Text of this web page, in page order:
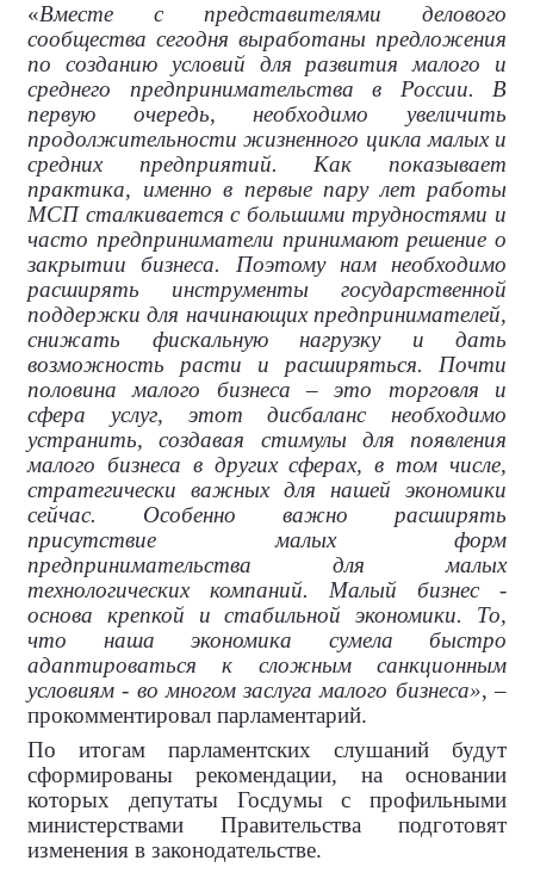
«Вместе с представителями делового
сообщества сегодня выработаны предложения
по созданию условий для развития малого и
среднего предпринимательства в России. В
первую очередь, необходимо увеличить
продолжительности жизненного цикла малых и
средних предприятий. Как показывает
практика, именно в первые пару лет работы
МСП сталкивается с большими трудностями и
часто предприниматели принимают решение о
закрытии бизнеса. Поэтому нам необходимо
расширять инструменты государственной
поддержки для начинающих предпринимателей,
снижать фискальную нагрузку и дать
возможность расти и расширяться. Почти
половина малого бизнеса – это торговля и
сфера услуг, этот дисбаланс необходимо
устранить, создавая стимулы для появления
малого бизнеса в других сферах, в том числе,
стратегически важных для нашей экономики
сейчас. Особенно важно расширять
присутствие малых форм
предпринимательства для малых
технологических компаний. Малый бизнес -
основа крепкой и стабильной экономики. То,
что наша экономика сумела быстро
адаптироваться к сложным санкционным
условиям - во многом заслуга малого бизнеса», –
прокомментировал парламентарий.
По итогам парламентских слушаний будут
сформированы рекомендации, на основании
которых депутаты Госдумы с профильными
министерствами Правительства подготовят
изменения в законодательстве.